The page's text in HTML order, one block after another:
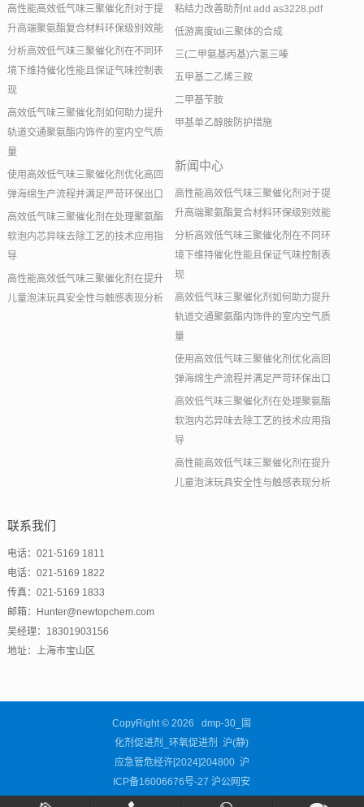
高性能高效低气味三聚催化剂对于提
升高端聚氨酯复合材料环保级别效能
分析高效低气味三聚催化剂在不同环
境下维持催化性能且保证气味控制表
现
高效低气味三聚催化剂如何助力提升
轨道交通聚氨酯内饰件的室内空气质
量
使用高效低气味三聚催化剂优化高回
弹海绵生产流程并满足严苛环保出口
高效低气味三聚催化剂在处理聚氨酯
软泡内芯异味去除工艺的技术应用指
导
高性能高效低气味三聚催化剂在提升
儿童泡沫玩具安全性与触感表现分析
粘结力改善助剂nt add as3228.pdf
低游离度tdi三聚体的合成
三(二甲氨基丙基)六氢三嗪
五甲基二乙烯三胺
二甲基苄胺
甲基单乙醇胺防护措施
新闻中心
高性能高效低气味三聚催化剂对于提
升高端聚氨酯复合材料环保级别效能
分析高效低气味三聚催化剂在不同环
境下维持催化性能且保证气味控制表
现
高效低气味三聚催化剂如何助力提升
轨道交通聚氨酯内饰件的室内空气质
量
使用高效低气味三聚催化剂优化高回
弹海绵生产流程并满足严苛环保出口
高效低气味三聚催化剂在处理聚氨酯
软泡内芯异味去除工艺的技术应用指
导
高性能高效低气味三聚催化剂在提升
儿童泡沫玩具安全性与触感表现分析
联系我们
电话：021-5169 1811
电话：021-5169 1822
传真：021-5169 1833
邮箱：Hunter@newtopchem.com
吴经理：18301903156
地址：上海市宝山区
CopyRight © 2026 dmp-30_固
化剂促进剂_环氧促进剂 沪(静)
应急管危经许[2024]204800 沪
ICP备16006676号-27 沪公网安
备31011302003460号